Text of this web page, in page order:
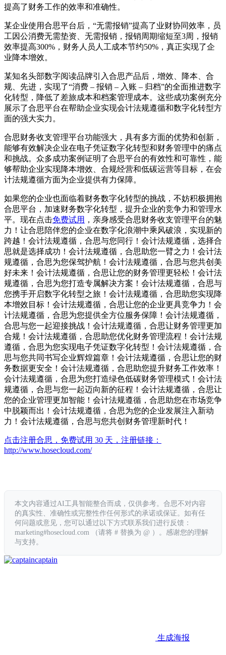
提高了财务工作的效率和准确性。
某企业使用合思平台后，“无需报销”提高了业财协同效率，员
工因公消费无需垫资、无需报销，报销周期缩短至3周，报销
效率提高300%，财务人员人工成本节约50%，真正实现了企
业降本增效。
某知名头部数字阅读品牌引入合思产品后，增效、降本、合
规、先进，实现了“消费 – 报销 – 入账 – 归档”的全面推进数字
化转型，降低了差旅成本和档案管理成本。这些成功案例充分
展示了合思平台在帮助企业实现会计法规遵循和数字化转型方
面的强大实力。
合思财务收支管理平台功能强大，具有多方面的优势和创新，
能够有效解决企业在电子凭证数字化转型和财务管理中的痛点
和挑战。众多成功案例证明了合思平台的有效性和可靠性，能
够帮助企业实现降本增效、合规经营和低碳运营等目标，在会
计法规遵循方面为企业提供有力保障。
如果您的企业也面临着财务数字化转型的挑战，不妨积极拥抱
合思平台，加速财务数字化转型，提升企业的竞争力和管理水
平。现在点击免费试用 ，亲身感受合思财务收支管理平台的魅
力！让合思陪伴您的企业在数字化浪潮中乘风破浪，实现新的
跨越！会计法规遵循，合思与您同行！会计法规遵循，选择合
思就是选择成功！会计法规遵循，合思助您一臂之力！会计法
规遵循，合思为您保驾护航！会计法规遵循，合思与您共创美
好未来！会计法规遵循，合思让您的财务管理更轻松！会计法
规遵循，合思为您打造专属解决方案！会计法规遵循，合思与
您携手开启数字化转型之旅！会计法规遵循，合思助您实现降
本增效目标！会计法规遵循，合思让您的企业更具竞争力！会
计法规遵循，合思为您提供全方位服务保障！会计法规遵循，
合思与您一起迎接挑战！会计法规遵循，合思让财务管理更加
合规！会计法规遵循，合思助您优化财务管理流程！会计法规
遵循，合思为您实现电子凭证数字化转型！会计法规遵循，合
思与您共同书写企业辉煌篇章！会计法规遵循，合思让您的财
务数据更安全！会计法规遵循，合思助您提升财务工作效率！
会计法规遵循，合思为您打造绿色低碳财务管理模式！会计法
规遵循，合思与您一起迈向新的征程！会计法规遵循，合思让
您的企业管理更加智能！会计法规遵循，合思助您在市场竞争
中脱颖而出！会计法规遵循，合思为您的企业发展注入新动
力！会计法规遵循，合思与您共创财务管理新时代！
点击注册合思，免费试用 30 天，注册链接：
http://www.hosecloud.com/
本文内容通过AI工具智能整合而成，仅供参考。合思不对内容
的真实性、准确性或完整性作任何形式的承诺或保证。如有任
何问题或意见，您可以通过以下方式联系我们进行反馈：
marketing#hosecloud.com （请将 # 替换为 @ ）。感谢您的理解
与支持。
captain
生成海报